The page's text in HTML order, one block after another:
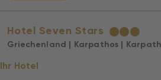
Hotel Seven Stars ★★★
Griechenland | Karpathos |
Ihr Hotel